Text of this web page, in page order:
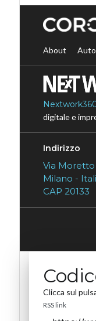
About
digitale e
Indirizzo
Via Moretto
Milano -
CAP 20133
Clicca sul
RSS link